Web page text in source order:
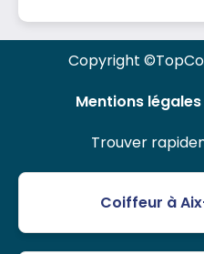
Copyright
Mentions légales
Trouver
Coiffeur à